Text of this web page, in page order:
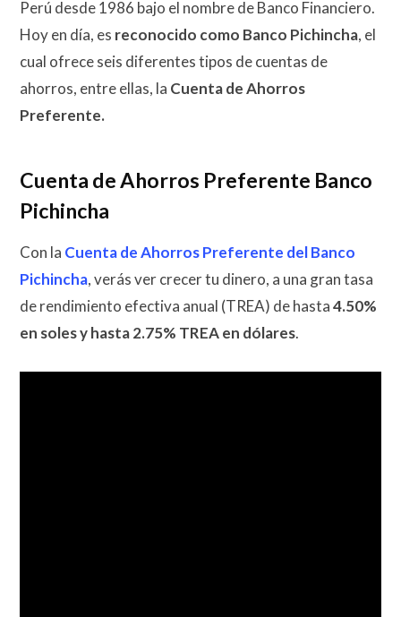
Perú desde 1986 bajo el nombre de Banco Financiero.
Hoy en día, es reconocido como Banco Pichincha, el
cual ofrece seis diferentes tipos de cuentas de
ahorros, entre ellas, la Cuenta de Ahorros
Preferente.
Cuenta de Ahorros Preferente Banco
Pichincha
Con la Cuenta de Ahorros Preferente del Banco
Pichincha, verás ver crecer tu dinero, a una gran tasa
de rendimiento efectiva anual (TREA) de hasta4.50%
en soles y hasta 2.75% TREA en dólares.